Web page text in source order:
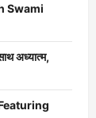
Swami
अध्यात्म,